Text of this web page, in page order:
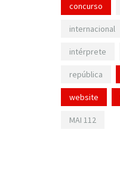
concurso
internacional
intérprete
república
website
MAI 112